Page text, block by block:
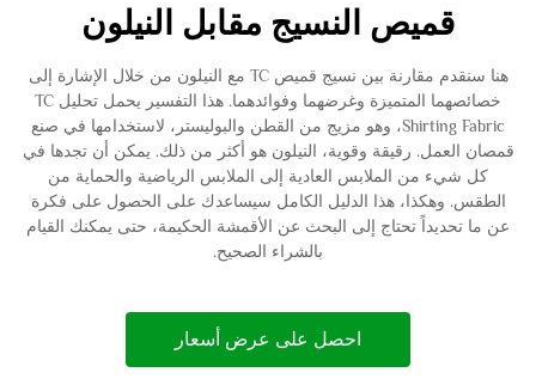
قميص النسيج مقابل النيلون
هنا سنقدم مقارنة بين نسيج قميص TC مع النيلون من خلال الإشارة إلى
خصائصهما المتميزة وغرضهما وفوائدهما. هذا التفسير يحمل تحليل TC
Shirting Fabric، وهو مزيج من القطن والبوليستر، لاستخدامها في صنع
قمصان العمل. رقيقة وقوية، النيلون هو أكثر من ذلك. يمكن أن تجدها في
كل شيء من الملابس العادية إلى الملابس الرياضية والحماية من
الطقس. وهكذا، هذا الدليل الكامل سيساعدك على الحصول على فكرة
عن ما تحديداً تحتاج إلى البحث عن الأقمشة الحكيمة، حتى يمكنك القيام
بالشراء الصحيح.
احصل على عرض أسعار